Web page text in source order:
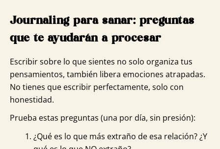
Journaling para sanar: preguntas
que te ayudarán a procesar
Escribir sobre lo que sientes no solo organiza tus
pensamientos, también libera emociones atrapadas.
No tienes que escribir perfectamente, solo con
honestidad.
Prueba estas preguntas (una por día, sin presión):
¿Qué es lo que más extraño de esa relación? ¿Y